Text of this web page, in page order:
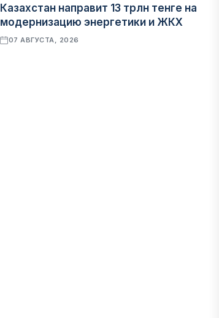
Казахстан направит 13 трлн тенге на
модернизацию энергетики и ЖКХ
07 АВГУСТА, 2026